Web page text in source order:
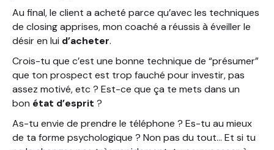
Au final, le client a acheté parce qu’avec les techniques
de closing apprises, mon coaché a réussis à éveiller le
désir en lui d’acheter.
Crois-tu que c’est une bonne technique de “présumer”
que ton prospect est trop fauché pour investir, pas
assez motivé, etc ? Est-ce que ça te mets dans un
bon état d’esprit ?
As-tu envie de prendre le téléphone ? Es-tu au mieux
de ta forme psychologique ? Non pas du tout… Et si tu